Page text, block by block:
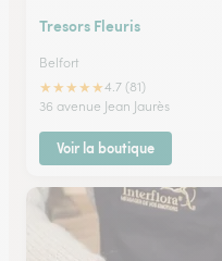
Tresors Fleuris
Belfort
★★★★★4.7 (81)
36 avenue Jean Jaurès
Voir la boutique